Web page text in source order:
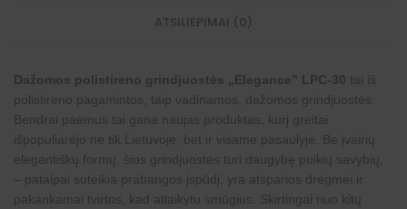
ATSILIEPIMAI (0)
Dažomos polistireno grindjuostės „Elegance” LPC-30 tai iš
polistireno pagamintos, taip vadinamos, dažomos grindjuostės.
Bendrai paėmus tai gana naujas produktas, kurį greitai
išpopuliarėjo ne tik Lietuvoje, bet ir visame pasaulyje. Be įvairių
elegantiškų formų, šios grindjuostės turi daugybę puikių savybių,
– patalpai suteikia prabangos įspūdį, yra atsparios drėgmei ir
pakankamai tvirtos, kad atlaikytu smūgius. Skirtingai nuo kitų